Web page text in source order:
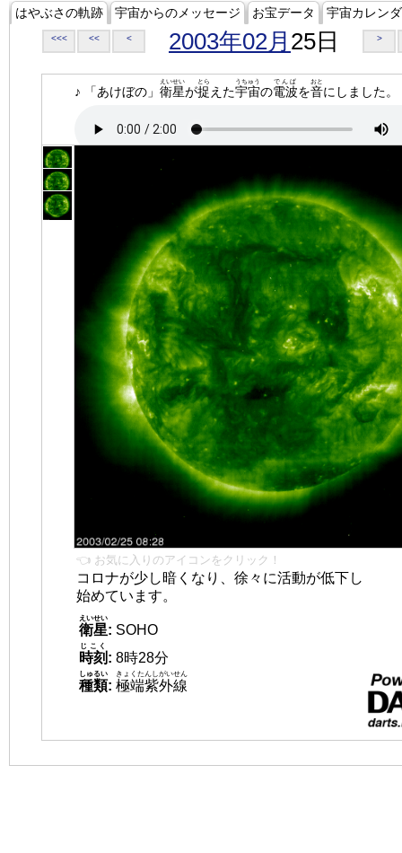
はやぶさの軌跡 宇宙からのメッセージ お宝データ 宇宙カレン
<<< << < 2003年02月 25日 >
♪ 「あけぼの」 衛星
えいせい
が捉
とら
えた宇宙
うちゅう
の電波
でんぱ
を音
おと
にしました。
👈 お気に入りのアイコンをクリック！
コロナが少し暗くなり、徐々に活動が低下し
始めています。
衛星
えいせい
: SOHO
時刻
じこく
: 8時28分
種類
しゅるい
: 極端紫外線
きょくたんしがいせん